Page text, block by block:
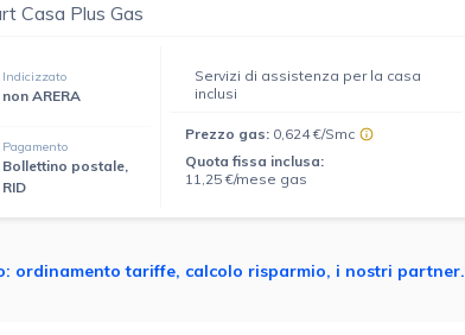
Casa Plus Gas
Indicizzato
non ARERA
Pagamento
Bollettino postale,
RID
Servizi di assistenza per la casa
inclusi
Prezzo gas: 0,624 €/Smc
Quota fissa inclusa:
11,25 €/mese gas
ordinamento tariffe, calcolo risparmio, i nostri partner.